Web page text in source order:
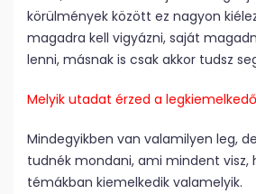
körülmények között ez nagyon
magadra kell vigyázni, saját
lenni, másnak is csak akkor tudsz
Melyik utadat érzed a
Mindegyikben van valamilyen leg,
tudnék mondani, ami mindent visz,
témákban kiemelkedik valamelyik.